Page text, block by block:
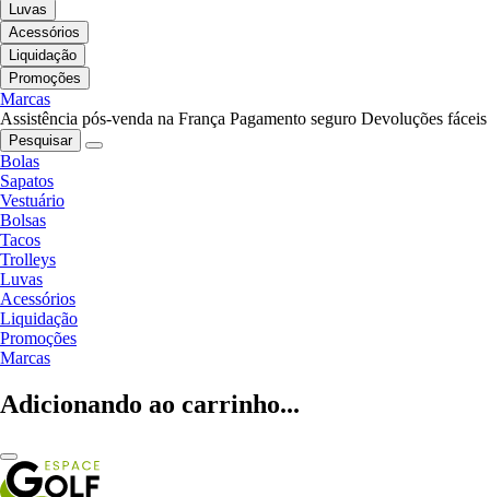
Luvas
Acessórios
Liquidação
Promoções
Marcas
Assistência pós-venda na França Pagamento seguro Devoluções fáceis
Pesquisar
Bolas
Sapatos
Vestuário
Bolsas
Tacos
Trolleys
Luvas
Acessórios
Liquidação
Promoções
Marcas
Adicionando ao carrinho...